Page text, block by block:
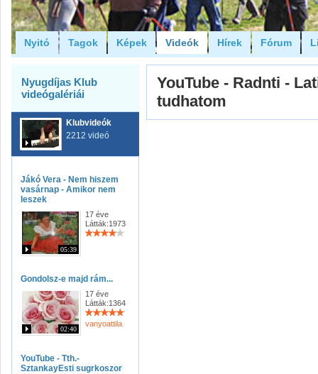
Nyitó Tagok Képek Videók Hírek Fórum
Nyugdíjas Klub
videógalériái
Klubvideók
2212 videó
Jákó Vera - Nem hiszem
vasárnap - Amikor nem
leszek
05:39
17 éve
Látták:1973
Gondolsz-e majd rám...
02:40
17 éve
Látták:1364
vanyoattila
YouTube - Tth.-
SztankayEsti sugrkoszor
YouTube - Radnti -
tudhatom